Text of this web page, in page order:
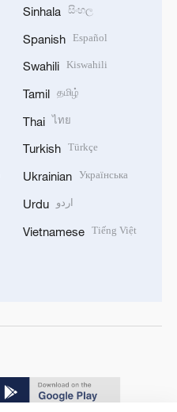
Sinhala සිංහල
Spanish Español
Swahili Kiswahili
Tamil தமிழ்
Thai ไทย
Turkish Türkçe
Ukrainian Українська
Urdu اردو
Vietnamese Tiếng Việt